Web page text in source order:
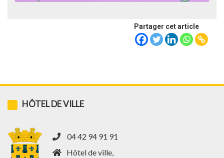
Partager cet article
HÔTEL DE VILLE
04 42 94 91 91
Hôtel de ville,